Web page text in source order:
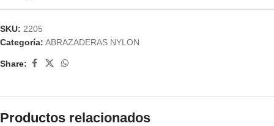
SKU: 2205
Categoría: ABRAZADERAS NYLON
Share:
Productos relacionados